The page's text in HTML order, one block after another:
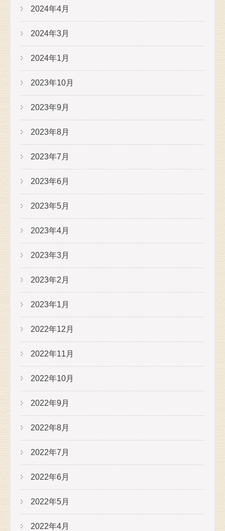
2024年4月
2024年3月
2024年1月
2023年10月
2023年9月
2023年8月
2023年7月
2023年6月
2023年5月
2023年4月
2023年3月
2023年2月
2023年1月
2022年12月
2022年11月
2022年10月
2022年9月
2022年8月
2022年7月
2022年6月
2022年5月
2022年4月